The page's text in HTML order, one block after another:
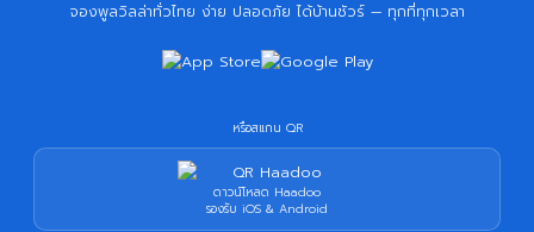
จองพูลวิลล่าทั่วไทย ง่าย ปลอดภัย ได้บ้านชัวร์ — ทุกที่ทุกเวลา
หรือสแกน QR
ดาวน์โหลด Haadoo
รองรับ iOS & Android